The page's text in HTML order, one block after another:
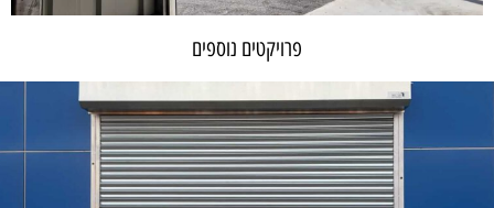
פרויקטים נוספים